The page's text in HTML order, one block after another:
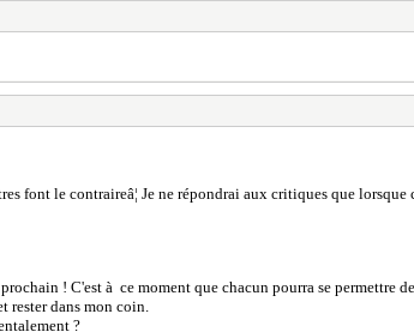
font le contraireâ¦ Je ne répondrai aux critiques que
! C'est à ce moment que chacun pourra se permettre
dans mon coin.
?